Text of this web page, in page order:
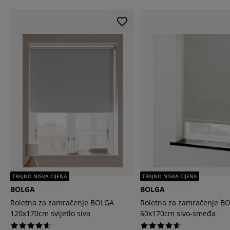
TRAJNO NISKA CIJENA
BOLGA
Roletna za zamračenje BOLGA
120x170cm svijetlo siva
TRAJNO NISKA CIJENA
BOLGA
Roletna za zamračenje
60x170cm sivo-smeđa